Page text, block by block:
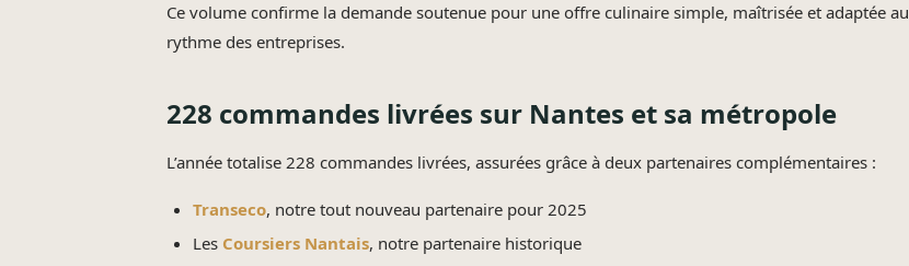
Ce volume confirme la demande soutenue pour une offre culinaire simple, maîtrisée et adaptée au
rythme des entreprises.
228 commandes livrées sur Nantes et sa métropole
L’année totalise 228 commandes livrées, assurées grâce à deux partenaires complémentaires :
Transeco, notre tout nouveau partenaire pour 2025
Les Coursiers Nantais, notre partenaire historique